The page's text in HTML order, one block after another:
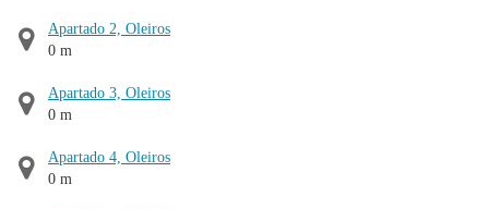
Apartado 2, Oleiros
0 m
Apartado 3, Oleiros
0 m
Apartado 4, Oleiros
0 m